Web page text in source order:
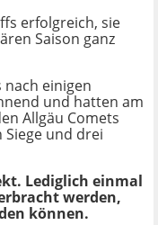
erfolgreich, sie
Saison ganz
einigen
und hatten am
Allgäu Comets
und drei
Lediglich einmal
werden,
können.